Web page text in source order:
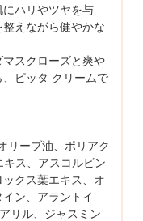
ハリやツヤを与
えながら健やかな
マスクローズと爽や
ピッタ クリームで
リーブ油、ポリアク
ス、アスコルビン
クス葉エキス、オ
ン、アラントイ
リル、ジャスミン